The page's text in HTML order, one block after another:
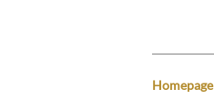
Homepage